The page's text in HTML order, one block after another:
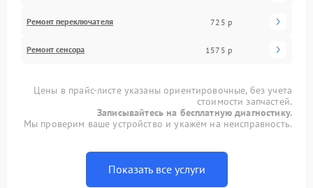
Ремонт переключателя 725 р
Ремонт сенсора 1575 р
Цены в прайс-листе указаны ориентировочные, без учета
стоимости запчастей.
Записывайтесь на бесплатную диагностику.
Мы проверим ваше устройство и укажем на неисправность.
Показать все услуги